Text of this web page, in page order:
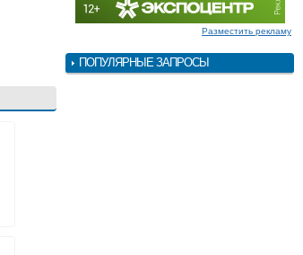
Разместить рекламу
ПОПУЛЯРНЫЕ ЗАПРОСЫ